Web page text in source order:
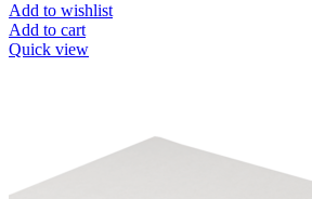
Add to wishlist
Add to cart
Quick view